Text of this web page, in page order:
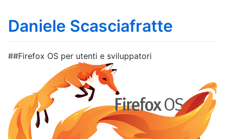
Daniele Scasciafratte
##Firefox OS per utenti e sviluppatori